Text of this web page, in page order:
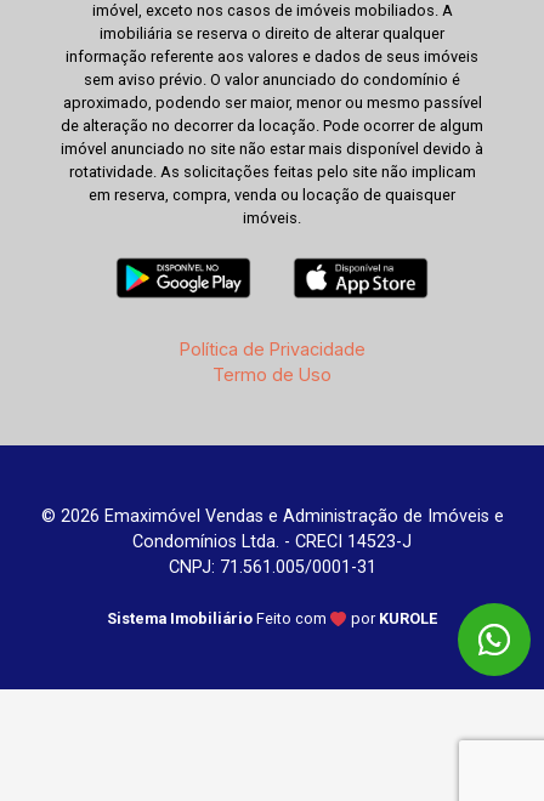
imóvel, exceto nos casos de imóveis mobiliados. A
imobiliária se reserva o direito de alterar qualquer
informação referente aos valores e dados de seus imóveis
sem aviso prévio. O valor anunciado do condomínio é
aproximado, podendo ser maior, menor ou mesmo passível
de alteração no decorrer da locação. Pode ocorrer de algum
imóvel anunciado no site não estar mais disponível devido à
rotatividade. As solicitações feitas pelo site não implicam
em reserva, compra, venda ou locação de quaisquer
imóveis.
Política de Privacidade
Termo de Uso
© 2026 Emaximóvel Vendas e Administração de Imóveis e
Condomínios Ltda. - CRECI 14523-J
CNPJ: 71.561.005/0001-31
Sistema Imobiliário Feito com por KUROLE